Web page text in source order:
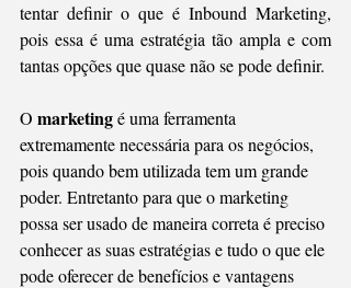
tentar definir o que é Inbound Marketing,
pois essa é uma estratégia tão ampla e com
tantas opções que quase não se pode definir.
O marketing é uma ferramenta
extremamente necessária para os negócios,
pois quando bem utilizada tem um grande
poder. Entretanto para que o marketing
possa ser usado de maneira correta é preciso
conhecer as suas estratégias e tudo o que ele
pode oferecer de benefícios e vantagens